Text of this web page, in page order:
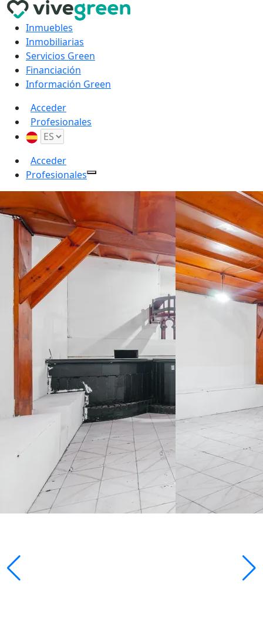
Inmuebles
Inmobiliarias
Servicios Green
Financiación
Información Green
Acceder
Profesionales
Acceder
Profesionales